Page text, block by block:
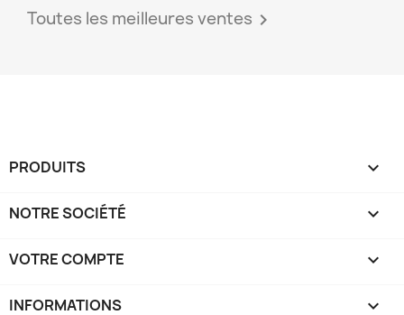
Toutes les meilleures ventes 
PRODUITS 
NOTRE SOCIÉTÉ 
VOTRE COMPTE 
INFORMATIONS keyboard_arrow_down